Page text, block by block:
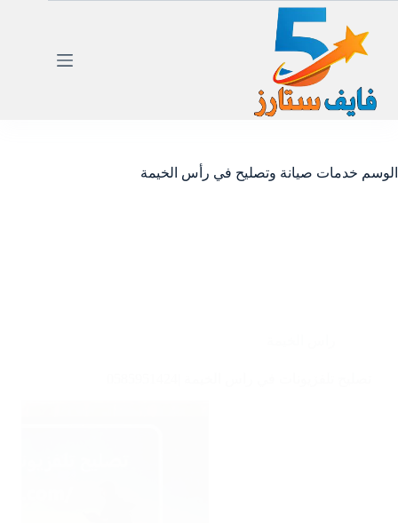
المحتوى
الوسم خدمات صيانة وتصليح في رأس الخيمة